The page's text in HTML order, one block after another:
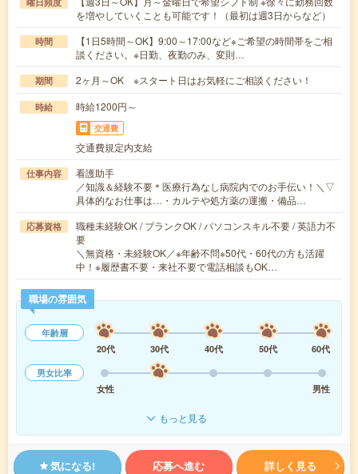
を増やしていくことも可能です！（最初は週3日からなど）
時間
【1日5時間～OK】9:00～17:00など※ご希望の時間帯をご相
談ください。※日勤、夜勤のみ、変則…
期間 2ヶ月～OK ※スタート日はお気軽にご相談ください！
時給 時給1200円～
交通費
交通費規定内支給
仕事内容
看護助手
／知識＆経験不要＊医療行為なし病院内でのお手伝い！＼▽
具体的なお仕事は…・カルテや処方薬の運搬・備品…
応募資格
職種未経験OK / ブランクOK / パソコンスキル不要 / 英語力不
要
＼無資格・未経験OK／※年齢不問※50代・60代の方も活躍
中！※履歴書不要・来社不要で電話相談もOK…
職場の雰囲気
年齢層
20代
30代 40代 50代
60代
男女比率
女性
男性
もっと見る
気になる! 応募へ進む 詳しく見る